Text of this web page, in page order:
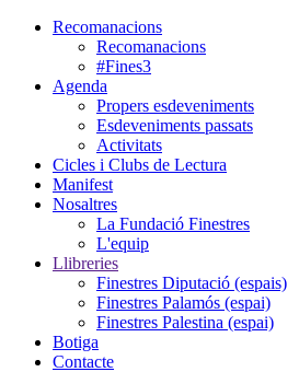
Recomanacions
Recomanacions
#Fines3
Agenda
Propers esdeveniments
Esdeveniments passats
Activitats
Cicles i Clubs de Lectura
Manifest
Nosaltres
La Fundació Finestres
L'equip
Llibreries
Finestres Diputació (espais)
Finestres Palamós (espai)
Finestres Palestina (espai)
Botiga
Contacte